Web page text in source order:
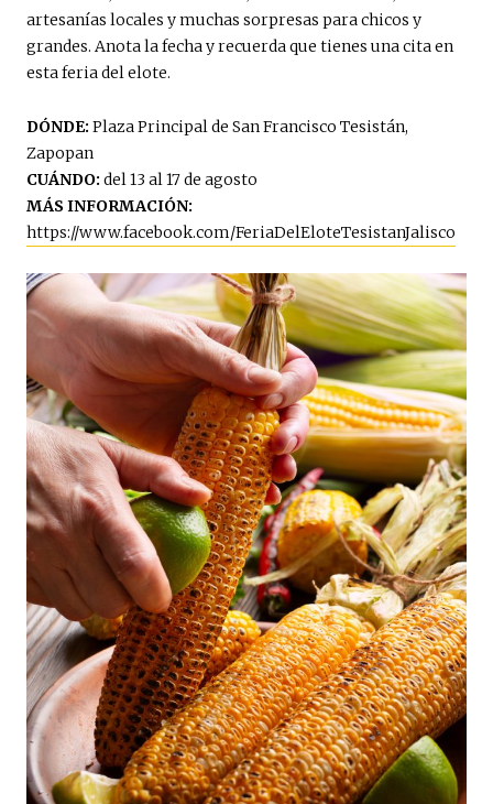
artesanías locales y muchas sorpresas para chicos y
grandes. Anota la fecha y recuerda que tienes una cita en
esta feria del elote.
DÓNDE: Plaza Principal de San Francisco Tesistán,
Zapopan
CUÁNDO: del 13 al 17 de agosto
MÁS INFORMACIÓN:
https://www.facebook.com/FeriaDelEloteTesistanJalisco